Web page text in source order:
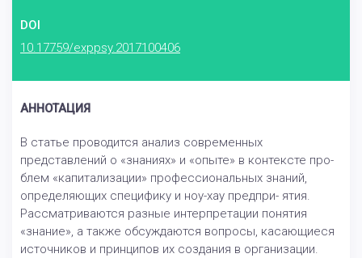
DOI
10.17759/exppsy.2017100406
АННОТАЦИЯ
В статье проводится анализ современных
представлений о «знаниях» и «опыте» в контексте про-
блем «капитализации» профессиональных знаний,
определяющих специфику и ноу-хау предпри- ятия.
Рассматриваются разные интерпретации понятия
«знание», а также обсуждаются вопросы, касающиеся
источников и принципов их создания в организации.